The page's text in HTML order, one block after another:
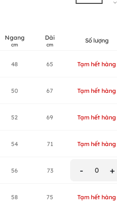
Ngang
cm
Dài
cm Số lượng
48 65 Tạm hết hàng
50 67 Tạm hết hàng
52 69 Tạm hết hàng
54 71 Tạm hết hàng
56 73 - 0 +
58 75 Tạm hết hàng